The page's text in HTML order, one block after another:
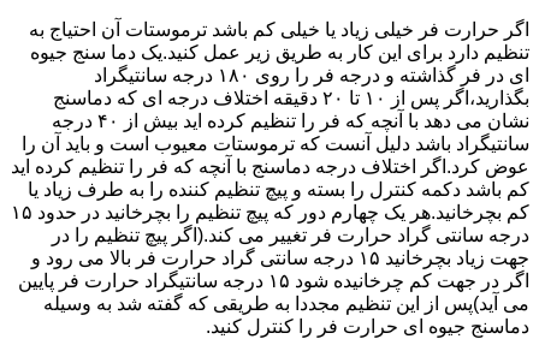
اگر حرارت فر خیلی زیاد یا خیلی کم باشد ترموستات آن احتیاج به
تنظیم دارد برای این کار به طریق زیر عمل کنید.یک دما سنج جیوه
ای در فر گذاشته و درجه فر را روی ۱۸۰ درجه سانتیگراد
بگذارید،اگر پس از ۱۰ تا ۲۰ دقیقه اختلاف درجه ای که دماسنج
نشان می دهد با آنچه که فر را تنظیم کرده اید بیش از ۴۰ درجه
سانتیگراد باشد دلیل آنست که ترموستات معیوب است و باید آن را
عوض کرد.اگر اختلاف درجه دماسنج با آنچه که فر را تنظیم کرده اید
کم باشد دکمه کنترل را بسته و پیچ تنظیم کننده را به طرف زیاد یا
کم بچرخانید.هر یک چهارم دور که پیچ تنظیم را بچرخانید در حدود ۱۵
درجه سانتی گراد حرارت فر تغییر می کند.(اگر پیچ تنظیم را در
جهت زیاد بچرخانید ۱۵ درجه سانتی گراد حرارت فر بالا می رود و
اگر در جهت کم چرخانیده شود ۱۵ درجه سانتیگراد حرارت فر پایین
می آید)پس از این تنظیم مجددا به طریقی که گفته شد به وسیله
دماسنج جیوه ای حرارت فر را کنترل کنید.